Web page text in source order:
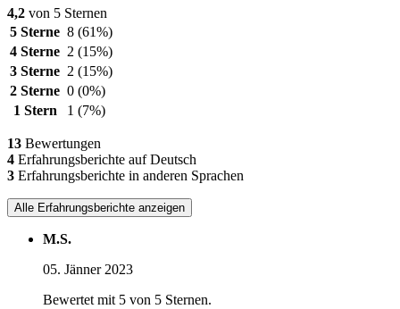
4,2 von 5 Sternen
5 Sterne 8 (61%)
4 Sterne 2 (15%)
3 Sterne 2 (15%)
2 Sterne 0 (0%)
1 Stern
1 (7%)
13 Bewertungen
4 Erfahrungsberichte auf Deutsch
3 Erfahrungsberichte in anderen Sprachen
Alle Erfahrungsberichte anzeigen
M.S.
05. Jänner 2023
Bewertet mit 5 von 5 Sternen.